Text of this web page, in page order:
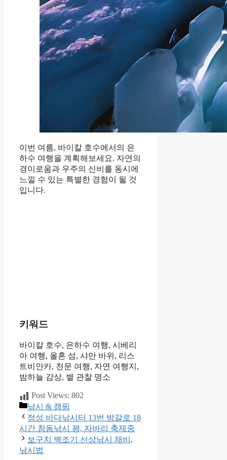
이번 여름, 바이칼 호수에서의 은
하수 여행을 계획해보세요. 자연의
경이로움과 우주의 신비를 동시에
느낄 수 있는 특별한 경험이 될 것
입니다.
키워드
바이칼 호수, 은하수 여행, 시베리
아 여행, 올혼 섬, 샤만 바위, 리스
트비안카, 천문 여행, 자연 여행지,
밤하늘 감상, 별 관찰 명소
Post Views: 802
카
테
고
리
낚시 & 캠핑
정성 바다낚시터 13번 방갈로 18
시간 참돔낚시 꽝, 자바리 축제중
보구치 백조기 선상낚시 채비,
낚시법